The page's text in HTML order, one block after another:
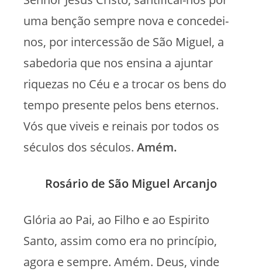
uma benção sempre nova e concedei-
nos, por intercessão de São Miguel, a
sabedoria que nos ensina a ajuntar
riquezas no Céu e a trocar os bens do
tempo presente pelos bens eternos.
Vós que viveis e reinais por todos os
séculos dos séculos. Amém.
Rosário de São Miguel Arcanjo
Glória ao Pai, ao Filho e ao Espirito
Santo, assim como era no princípio,
agora e sempre. Amém. Deus, vinde